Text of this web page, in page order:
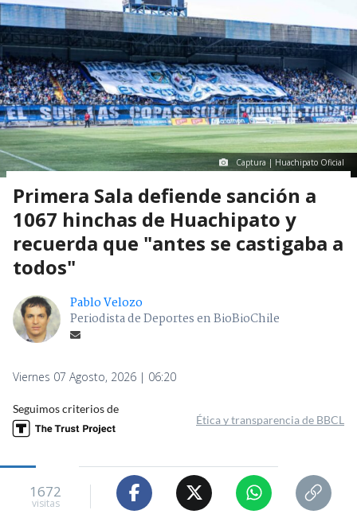
Captura | Huachipato Oficial
Primera Sala defiende sanción a
1067 hinchas de Huachipato y
recuerda que "antes se castigaba a
todos"
Pablo Velozo
Periodista de Deportes en BioBioChile
Viernes 07 Agosto, 2026 | 06:20
Seguimos criterios de
Ética y transparencia de BBCL
1672
visitas